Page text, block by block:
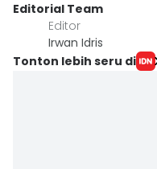
Editorial Team
Editor
Irwan Idris
Tonton lebih seru di